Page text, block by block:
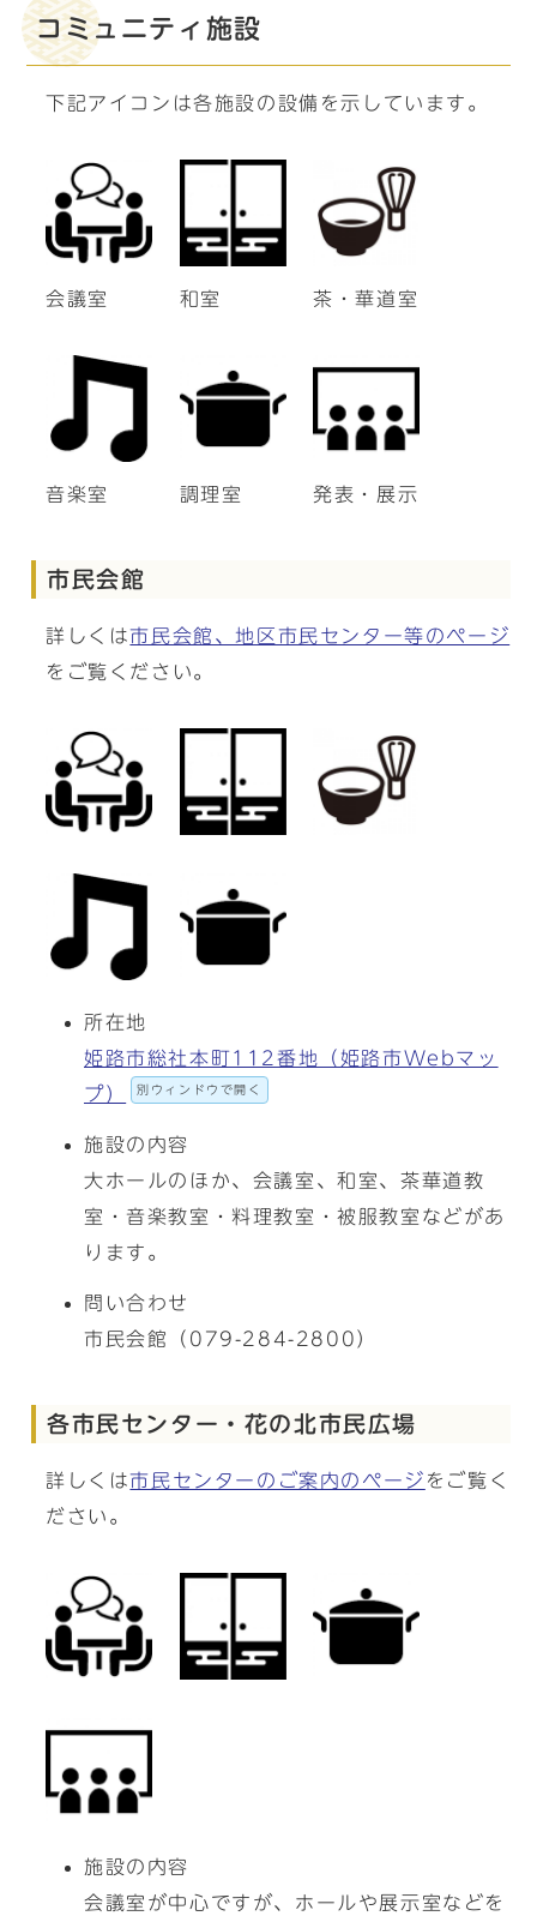
コミュニティ施設
下記アイコンは各施設の設備を示しています。
会議室 和室 茶・華道室
音楽室 調理室 発表・展示
市民会館
詳しくは市民会館、地区市民センター等のページ
をご覧ください。
所在地
姫路市総社本町112番地（姫路市Webマッ
プ）
別ウィンドウで開く
施設の内容
大ホールのほか、会議室、和室、茶華道教
室・音楽教室・料理教室・被服教室などがあ
ります。
問い合わせ
市民会館（079-284-2800）
各市民センター・花の北市民広場
詳しくは市民センターのご案内のページ をご覧く
ださい。
施設の内容
会議室が中心ですが、ホールや展示室などを